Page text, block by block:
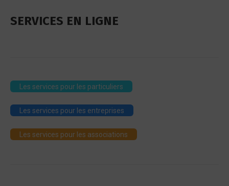
SERVICES EN LIGNE
Les services pour les particuliers
Les services pour les entreprises
Les services pour les associations